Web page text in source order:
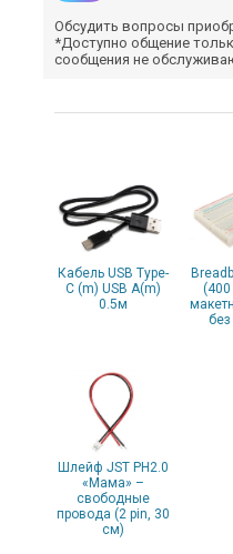
Обсудить вопросы
*Доступно общение
сообщения не
Кабель USB Type-
C (m) USB A(m)
0.5м
(400
Шлейф JST PH2.0
«Мама» –
свободные
провода (2 pin, 30
см)